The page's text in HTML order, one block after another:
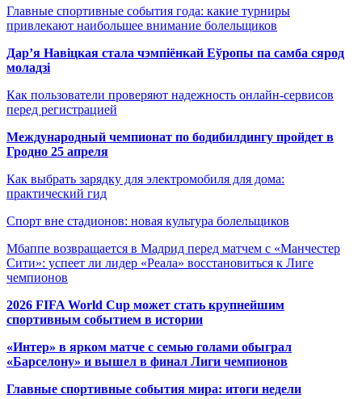
Главные спортивные события года: какие турниры
привлекают наибольшее внимание болельщиков
Дар’я Навіцкая стала чэмпіёнкай Еўропы па самба сярод
моладзі
Как пользователи проверяют надежность онлайн-сервисов
перед регистрацией
Международный чемпионат по бодибилдингу пройдет в
Гродно 25 апреля
Как выбрать зарядку для электромобиля для дома:
практический гид
Спорт вне стадионов: новая культура болельщиков
Мбаппе возвращается в Мадрид перед матчем с «Манчестер
Сити»: успеет ли лидер «Реала» восстановиться к Лиге
чемпионов
2026 FIFA World Cup может стать крупнейшим
спортивным событием в истории
«Интер» в ярком матче с семью голами обыграл
«Барселону» и вышел в финал Лиги чемпионов
Главные спортивные события мира: итоги недели